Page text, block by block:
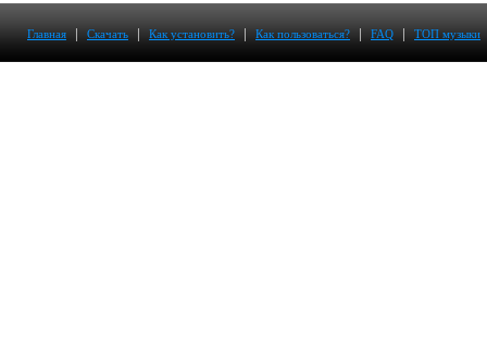
Главная | Скачать | Как установить? | Как пользоваться? | FAQ | ТОП музыки